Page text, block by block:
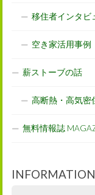
移住者インタビ
空き家活用事例
薪ストーブの話
高断熱・高気密
無料情報誌
INFORMATION